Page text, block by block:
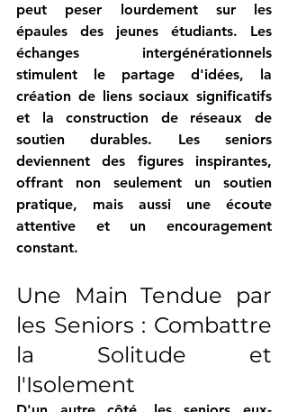
peut peser lourdement sur les
épaules des jeunes étudiants. Les
échanges intergénérationnels
stimulent le partage d'idées, la
création de liens sociaux significatifs
et la construction de réseaux de
soutien durables. Les seniors
deviennent des figures inspirantes,
offrant non seulement un soutien
pratique, mais aussi une écoute
attentive et un encouragement
constant.
Une Main Tendue par
les Seniors : Combattre
la Solitude et
l'Isolement